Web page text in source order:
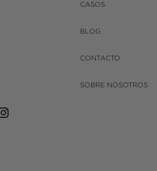
CASOS
BLOG
CONTACTO
SOBRE NOSOTROS